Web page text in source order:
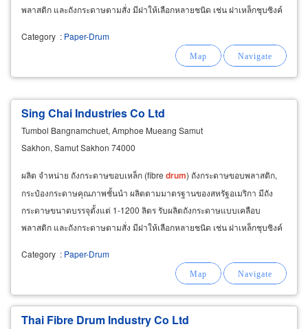
พลาสติก และถังกระดาษตามสั่ง มีฝาให้เลือกหลายชนิด เช่น ฝาเหล็กชุบซิงค์
Category : Paper-Drum
Sing Chai Industries Co Ltd
Tumbol Bangnamchuet, Amphoe Mueang Samut
Sakhon, Samut Sakhon 74000
ผลิต จำหน่าย ถังกระดาษขอบเหล็ก (fibre drum) ถังกระดาษขอบพลาสติก,
กระป๋องกระดาษคุณภาพชั้นนำ ผลิตตามมาตรฐานของสหรัฐอเมริกา มีถัง
กระดาษขนาดบรรจุตั้งแต่ 1-1200 ลิตร รับผลิตถังกระดาษแบบเคลือบ
พลาสติก และถังกระดาษตามสั่ง มีฝาให้เลือกหลายชนิด เช่น ฝาเหล็กชุบซิงค์
Category : Paper-Drum
Thai Fibre Drum Industry Co Ltd